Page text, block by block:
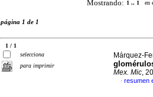
Mostrando: 1 .. 1 en
página 1 de 1
1 / 1
selecciona
para imprimir
Márquez-
Mex. Mic,
· resumen